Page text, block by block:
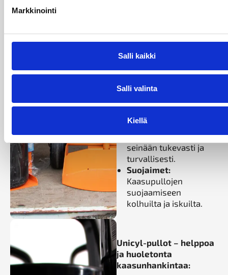
Markkinointi
Salli kaikki
Salli valinta
Kiellä
käsittelyyn.
Turvalliseen
kaasupullojen
ulkotiloissa.
Pullojen
Kaasupullojen
kiinnittämiseen
seinään tukevasti ja
turvallisesti.
Suojaimet:
Kaasupullojen
suojaamiseen
kolhuilta ja iskuilta.
Unicyl-pullot – helppoa
ja huoletonta
kaasunhankintaa: